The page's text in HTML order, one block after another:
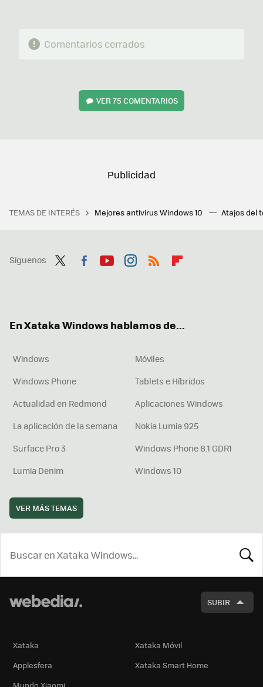
Comentarios cerrados
VER75 COMENTARIOS
TEMAS DE INTERÉS Mejores antivirus Windows 10 Atajos del
Síguenos
En Xataka Windows hablamos de...
Windows
Móviles
Windows Phone
Tablets e Híbridos
Actualidad en Redmond
Aplicaciones Windows
La aplicación de la semana
Nokia Lumia 925
Surface Pro 3
Windows Phone 8.1 GDR1
Lumia Denim
Windows 10
VER MÁS TEMAS
SUBIR
Xataka
Xataka Móvil
Applesfera
Xataka Smart Home